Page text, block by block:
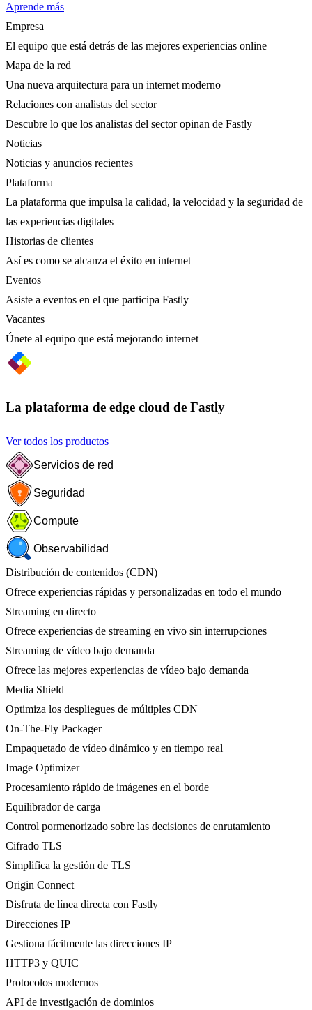
Aprende más
Empresa
El equipo que está detrás de las mejores experiencias online
Mapa de la red
Una nueva arquitectura para un internet moderno
Relaciones con analistas del sector
Descubre lo que los analistas del sector opinan de Fastly
Noticias
Noticias y anuncios recientes
Plataforma
La plataforma que impulsa la calidad, la velocidad y la seguridad de
las experiencias digitales
Historias de clientes
Así es como se alcanza el éxito en internet
Eventos
Asiste a eventos en el que participa Fastly
Vacantes
Únete al equipo que está mejorando internet
La plataforma de edge cloud de Fastly
Ver todos los productos
Servicios de red
Seguridad
Compute
Observabilidad
Distribución de contenidos (CDN)
Ofrece experiencias rápidas y personalizadas en todo el mundo
Streaming en directo
Ofrece experiencias de streaming en vivo sin interrupciones
Streaming de vídeo bajo demanda
Ofrece las mejores experiencias de vídeo bajo demanda
Media Shield
Optimiza los despliegues de múltiples CDN
On-The-Fly Packager
Empaquetado de vídeo dinámico y en tiempo real
Image Optimizer
Procesamiento rápido de imágenes en el borde
Equilibrador de carga
Control pormenorizado sobre las decisiones de enrutamiento
Cifrado TLS
Simplifica la gestión de TLS
Origin Connect
Disfruta de línea directa con Fastly
Direcciones IP
Gestiona fácilmente las direcciones IP
HTTP3 y QUIC
Protocolos modernos
API de investigación de dominios